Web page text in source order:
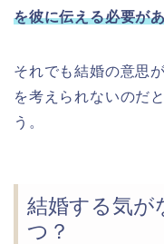
を彼に伝える必要が
それでも結婚の意思
を考えられないのだ
う。
結婚する気が
つ？